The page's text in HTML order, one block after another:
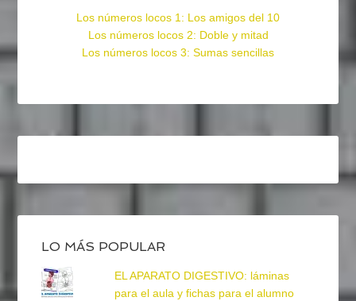
Los números locos 1: Los amigos del 10
Los números locos 2: Doble y mitad
Los números locos 3: Sumas sencillas
LO MÁS POPULAR
EL APARATO DIGESTIVO: láminas
para el aula y fichas para el alumno